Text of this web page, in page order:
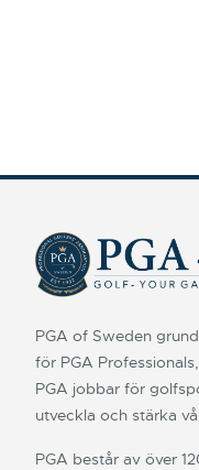
PGA of Sweden
för PGA
PGA jobbar för
utveckla och stärka
PGA består av över